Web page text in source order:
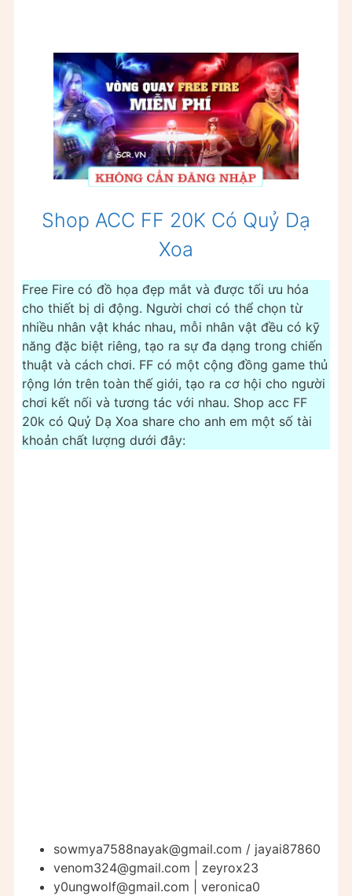
Shop ACC FF 20K Có Quỷ Dạ
Xoa
Free Fire có đồ họa đẹp mắt và được tối ưu hóa
cho thiết bị di động. Người chơi có thể chọn từ
nhiều nhân vật khác nhau, mỗi nhân vật đều có kỹ
năng đặc biệt riêng, tạo ra sự đa dạng trong chiến
thuật và cách chơi. FF có một cộng đồng game thủ
rộng lớn trên toàn thế giới, tạo ra cơ hội cho người
chơi kết nối và tương tác với nhau. Shop acc FF
20k có Quỷ Dạ Xoa share cho anh em một số tài
khoản chất lượng dưới đây:
sowmya7588nayak@gmail.com / jayai87860
venom324@gmail.com | zeyrox23
y0ungwolf@gmail.com | veronica0